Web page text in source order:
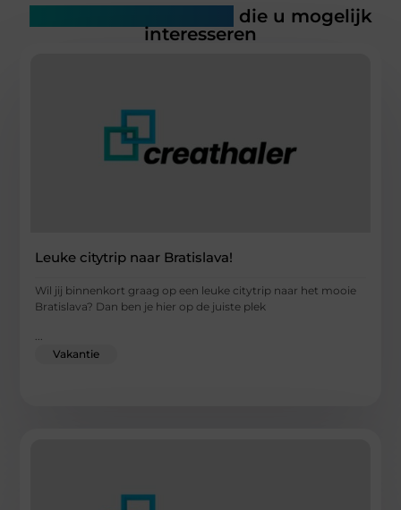
die u mogelijk
interesseren
Leuke citytrip naar Bratislava!
Wil jij binnenkort graag op een leuke citytrip naar het mooie
Bratislava? Dan ben je hier op de juiste plek
Vakantie